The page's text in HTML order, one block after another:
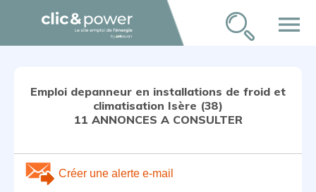
menu
Emploi depanneur en installations de froid et
climatisation Isère (38)
11 ANNONCES A CONSULTER
Créer une alerte e-mail